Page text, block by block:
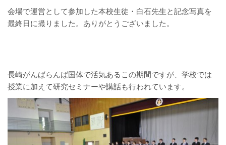
会場で運営として参加した本校生徒・白石先生と記念写真を
最終日に撮りました。ありがとうございました。
長崎がんばらんば国体で活気あるこの期間ですが、学校では
授業に加えて研究セミナーや講話も行われています。